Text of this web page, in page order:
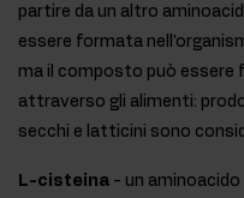
partire da un altro
essere formata
ma il composto può essere
attraverso gli alimenti:
secchi e latticini sono
L-cisteina - un